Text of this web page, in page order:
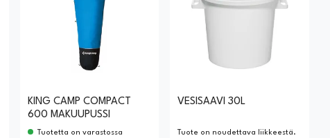
KING CAMP COMPACT
600 MAKUUPUSSI
Tuotetta on varastossa
VESISAAVI 30L
Tuote on noudettava liikkeestä.